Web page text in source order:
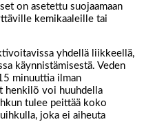
on asetettu suojaamaan
kemikaaleille tai
yhdellä liikkeellä,
käynnistämisestä. Veden
minuuttia ilman
henkilö voi huuhdella
tulee peittää koko
joka ei aiheuta